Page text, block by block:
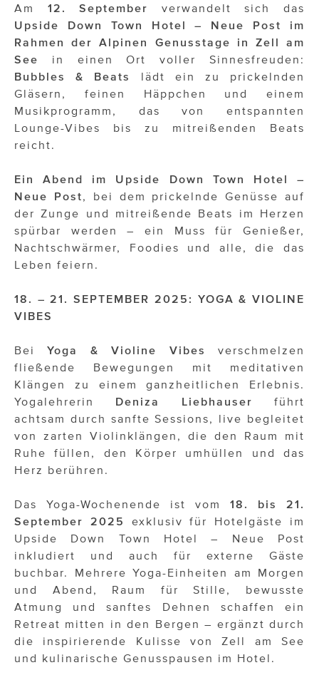
Am 12. September
verwandelt sich das
Upside Down Town Hotel – Neue Post
im
Rahmen der Alpinen Genusstage in Zell am
See
in einen Ort voller Sinnesfreuden:
Bubbles & Beats
lädt ein zu prickelnden
Gläsern, feinen Häppchen und einem
Musikprogramm, das von entspannten
Lounge-Vibes bis zu mitreißenden Beats
reicht.
Ein Abend im Upside Down Town Hotel –
Neue Post, bei dem prickelnde Genüsse auf
der Zunge und mitreißende Beats im Herzen
spürbar werden – ein Muss für Genießer,
Nachtschwärmer, Foodies und alle, die das
Leben feiern.
18. – 21. SEPTEMBER 2025: YOGA & VIOLINE
VIBES
BeiYoga & Violine Vibes
verschmelzen
fließende Bewegungen mit meditativen
Klängen zu einem ganzheitlichen Erlebnis.
Yogalehrerin Deniza Liebhauser führt
achtsam durch sanfte Sessions, live begleitet
von zarten Violinklängen, die den Raum mit
Ruhe füllen, den Körper umhüllen und das
Herz berühren.
Das Yoga-Wochenende ist vom 18. bis 21.
September 2025
exklusiv für Hotelgäste im
Upside Down Town Hotel – Neue Post
inkludiert und auch für externe Gäste
buchbar. Mehrere Yoga-Einheiten am Morgen
und Abend, Raum für Stille, bewusste
Atmung und sanftes Dehnen schaffen ein
Retreat mitten in den Bergen – ergänzt durch
die inspirierende Kulisse von Zell am See
und kulinarische Genusspausen im Hotel.